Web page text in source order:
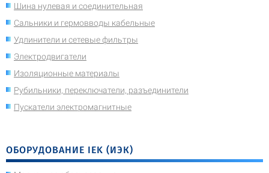
Шина нулевая и соединительная
Сальники и гермовводы кабельные
Удлинители и сетевые фильтры
Электродвигатели
Изоляционные материалы
Рубильники, переключатели, разъединители
Пускатели электромагнитные
ОБОРУДОВАНИЕ IEK (ИЭК)